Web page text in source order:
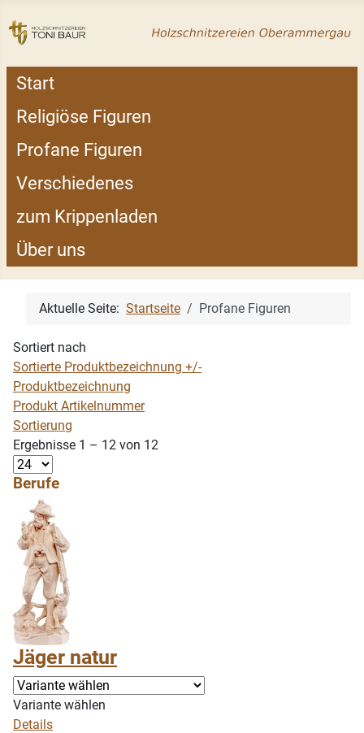
Start
Religiöse Figuren
Profane Figuren
Verschiedenes
zum Krippenladen
Über uns
Aktuelle Seite: Startseite Profane Figuren
Sortiert nach
Sortierte Produktbezeichnung +/-
Produktbezeichnung
Produkt Artikelnummer
Sortierung
Ergebnisse 1 – 12 von 12
Berufe
Jäger natur
Variante wählen
Details